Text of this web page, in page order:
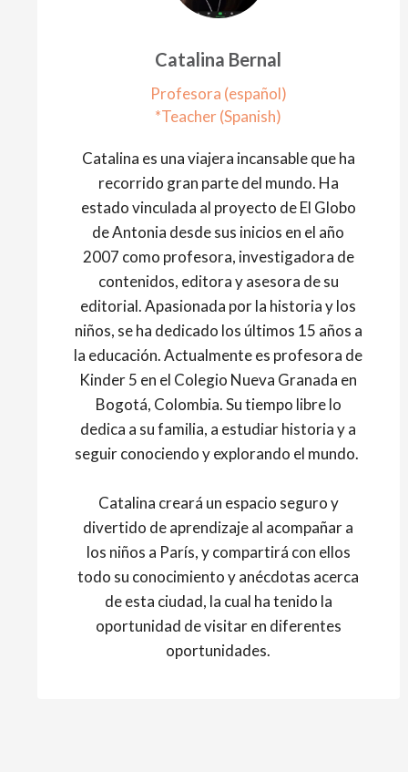
Catalina Bernal
Profesora (español)
*Teacher (Spanish)
Catalina es una viajera incansable que ha
recorrido gran parte del mundo. Ha
estado vinculada al proyecto de El Globo
de Antonia desde sus inicios en el año
2007 como profesora, investigadora de
contenidos, editora y asesora de su
editorial. Apasionada por la historia y los
niños, se ha dedicado los últimos 15 años a
la educación. Actualmente es profesora de
Kinder 5 en el Colegio Nueva Granada en
Bogotá, Colombia. Su tiempo libre lo
dedica a su familia, a estudiar historia y a
seguir conociendo y explorando el mundo.
Catalina creará un espacio seguro y
divertido de aprendizaje al acompañar a
los niños a París, y compartirá con ellos
todo su conocimiento y anécdotas acerca
de esta ciudad, la cual ha tenido la
oportunidad de visitar en diferentes
oportunidades.